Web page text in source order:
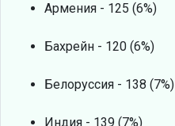
Армения - 125 (6%)
Бахрейн - 120 (6%)
Белоруссия - 138 (7%)
Индия - 139 (7%)